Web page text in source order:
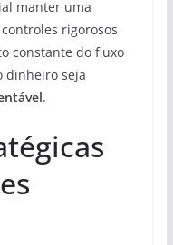
manter uma
rigorosos
constante do fluxo
dinheiro seja
.